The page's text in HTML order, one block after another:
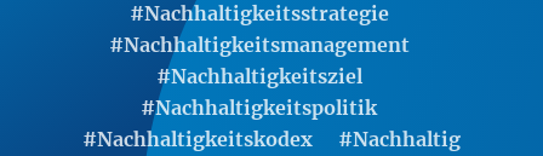
#Nachhaltigkeitsstrategie
#Nachhaltigkeitsmanagement
#Nachhaltigkeitsziel
#Nachhaltigkeitspolitik
#Nachhaltigkeitskodex
#Nachhaltig